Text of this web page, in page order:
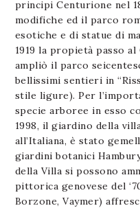
principi Centurione nel
modifiche ed il parco
esotiche e di statue di
1919 la propietà passo
ampliò il parco
bellissimi sentieri in
stile ligure). Per
specie arboree in esso
1998, il giardino della
all’Italiana, è stato
giardini botanici
della Villa si possono
pittorica genovese del
Borzone, Vaymer)